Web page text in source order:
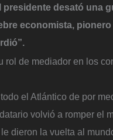
presidente desató una
economista, pionero
rol de mediador en los
el Atlántico de por
volvió a romper el
dieron la vuelta al